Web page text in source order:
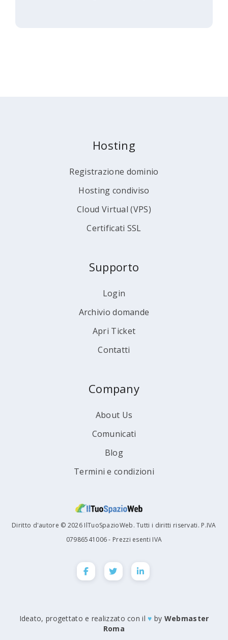
Hosting
Registrazione dominio
Hosting condiviso
Cloud Virtual (VPS)
Certificati SSL
Supporto
Login
Archivio domande
Apri Ticket
Contatti
Company
About Us
Comunicati
Blog
Termini e condizioni
Diritto d'autore © 2026 IlTuoSpazioWeb. Tutti i diritti riservati. P.IVA
07986541006 - Prezzi esenti IVA
Ideato, progettato e realizzato con il♥ by Webmaster
Roma